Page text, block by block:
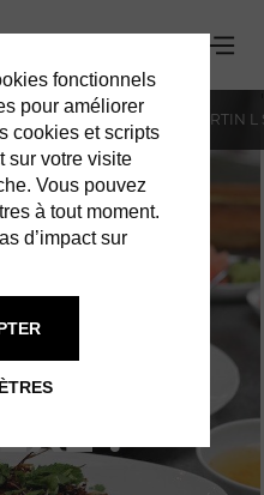
ST-MARTIN
BON
!
fonctionnels
pour améliorer
cookies et scripts
sur votre visite
Vous pouvez
à tout moment.
d’impact sur